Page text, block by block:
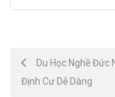
Post
navigation
Du Học Nghề Đức
Định Cư Dễ Dàng